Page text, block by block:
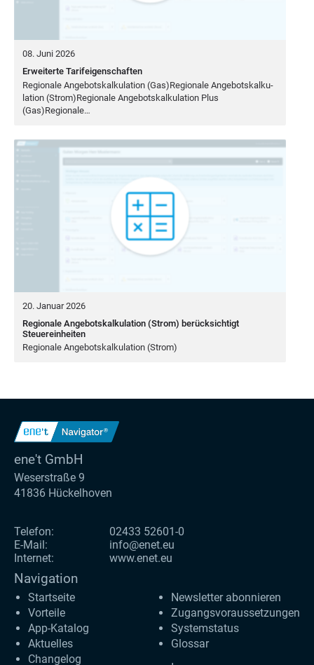
08. Juni 2026
Erweiterte Tarifeigenschaften
Regio­na­le Ange­bots­kal­ku­la­ti­on (Gas)Regionale Ange­bots­kal­ku­
la­ti­on (Strom)Regionale Ange­bots­kal­ku­la­ti­on Plus
(Gas)Regionale…
20. Januar 2026
Regionale Angebotskalkulation (Strom) berücksichtigt
Steuereinheiten
Regio­na­le Ange­bots­kal­ku­la­ti­on (Strom)
ene't GmbH
Weserstraße 9
41836 Hückelhoven
Telefon:
02433 52601-0
E-Mail:
info@enet.eu
Internet:
www.enet.eu
Navigation
Startseite
Vorteile
App-Katalog
Aktuelles
Changelog
Newsletter abonnieren
Zugangs­voraus­setzungen
Systemstatus
Glossar